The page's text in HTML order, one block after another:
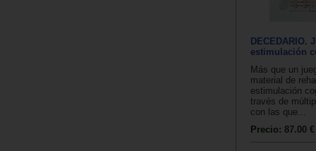
DECEDARIO.
estimulación
Más que un
material de
estimulación
través de
con las que...
Precio: 87.00 €